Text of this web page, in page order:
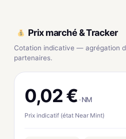
Prix marché & Tracker
Cotation indicative — agrégation
partenaires.
0,02 € · NM
Prix indicatif (état Near Mint)